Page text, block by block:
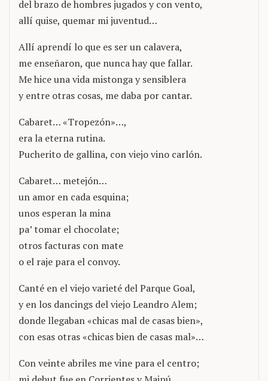
del brazo de hombres jugados y con vento,
allí quise, quemar mi juventud…
Allí aprendí lo que es ser un calavera,
me enseñaron, que nunca hay que fallar.
Me hice una vida mistonga y sensiblera
y entre otras cosas, me daba por cantar.
Cabaret… «Tropezón»…,
era la eterna rutina.
Pucherito de gallina, con viejo vino carlón.
Cabaret… metejón…
un amor en cada esquina;
unos esperan la mina
pa’ tomar el chocolate;
otros facturas con mate
o el raje para el convoy.
Canté en el viejo varieté del Parque Goal,
y en los dancings del viejo Leandro Alem;
donde llegaban «chicas mal de casas bien»,
con esas otras «chicas bien de casas mal»…
Con veinte abriles me vine para el centro;